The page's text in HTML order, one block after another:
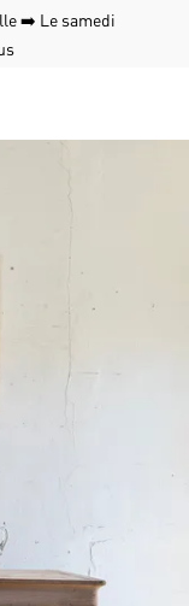
➡️ Le samedi